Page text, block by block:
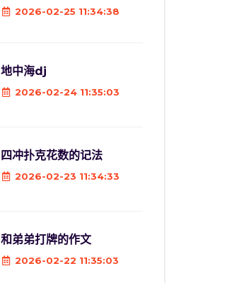
2026-02-25 11:34:38
地中海dj
2026-02-24 11:35:03
四冲扑克花数的记法
2026-02-23 11:34:33
和弟弟打牌的作文
2026-02-22 11:35:03